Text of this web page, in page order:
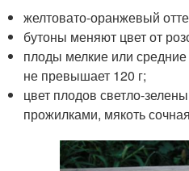
желтовато-оранжевый
бутоны меняют цвет от
плоды мелкие или
не превышает 120 г;
цвет плодов светло-
прожилками, мякоть